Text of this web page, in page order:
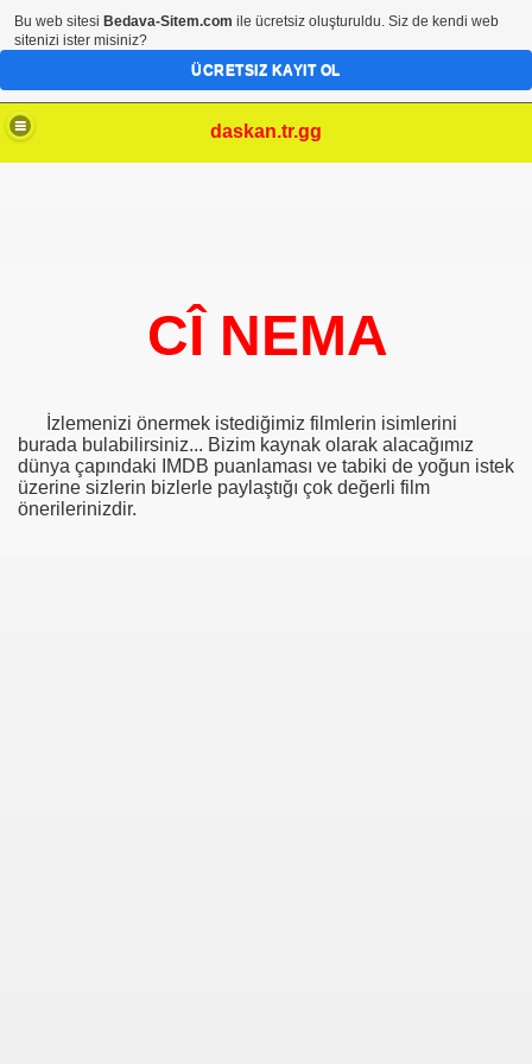
daskan.tr.gg
CÎ NEMA
İzlemenizi önermek istediğimiz filmlerin isimlerini
burada bulabilirsiniz... Bizim kaynak olarak alacağımız
dünya çapındaki IMDB puanlaması ve tabiki de yoğun istek
üzerine sizlerin bizlerle paylaştığı çok değerli film
önerilerinizdir.
Bu web sitesi Bedava-Sitem.com ile ücretsiz oluşturuldu. Siz de kendi web
sitenizi ister misiniz?
ÜCRETSIZ KAYIT OL